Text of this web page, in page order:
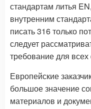
стандартам литья
внутренним
писать 316 только
следует
требование для всех
Европейские
большое значение
материалов и